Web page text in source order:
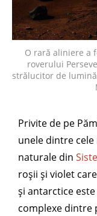
O rară aliniere a
roverului
strălucitor de
Privite de pe
unele dintre
naturale din
roșii și violet
și antarctice
complexe dintre